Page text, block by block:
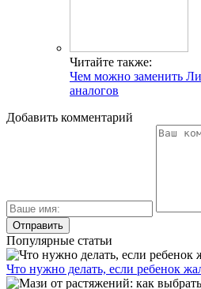
Читайте также:
Чем можно заменить
аналогов
Добавить комментарий
Популярные статьи
Что нужно делать, если ребенок